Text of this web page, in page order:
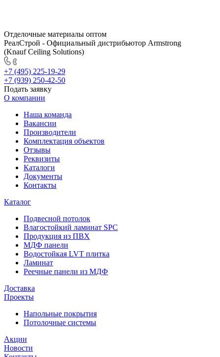
Отделочные материалы оптом
РеалСтрой - Официальный дистрибьютор Armstrong
(Knauf Ceiling Solutions)
+7 (495) 225-19-29
+7 (939) 250-42-50
Подать заявку
О компании
Наша команда
Вакансии
Производители
Комплектация объектов
Отзывы
Реквизиты
Каталоги
Документы
Контакты
Каталог
Подвесной потолок
Влагостойкий ламинат SPC
Продукция из ПВХ
МДФ панели
Водостойкая LVT плитка
Ламинат
Реечные панели из МДФ
Доставка
Проекты
Напольные покрытия
Потолочные системы
Акции
Новости